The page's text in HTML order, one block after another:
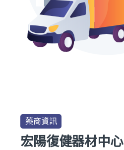
藥商資訊
宏陽復健器材中心